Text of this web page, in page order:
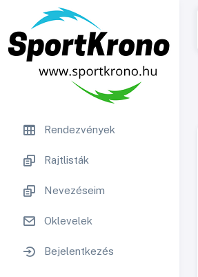
Rendezvények
Rajtlisták
Nevezéseim
Oklevelek
Bejelentkezés